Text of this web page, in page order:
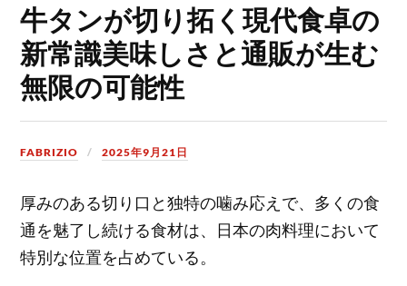
牛タンが切り拓く現代食卓の
新常識美味しさと通販が生む
無限の可能性
FABRIZIO 2025年9月21日
厚みのある切り口と独特の噛み応えで、多くの食
通を魅了し続ける食材は、日本の肉料理において
特別な位置を占めている。